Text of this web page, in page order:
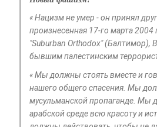
« Нацизм не умер - он принял
произнесенная 17-го марта 2004
"Suburban Orthodox" (Балтимор),
бывшим палестинским
« Мы должны стоять вместе и
нашего общего спасения. Мы
мусульманской пропаганде. Мы
арабской среде всю красоту и